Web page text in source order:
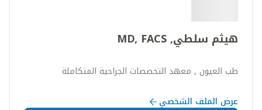
هيثم سلطي, MD, FACS
طب العيون , معهد التخصصات الجراحية المتكاملة
عرض الملف الشخصي